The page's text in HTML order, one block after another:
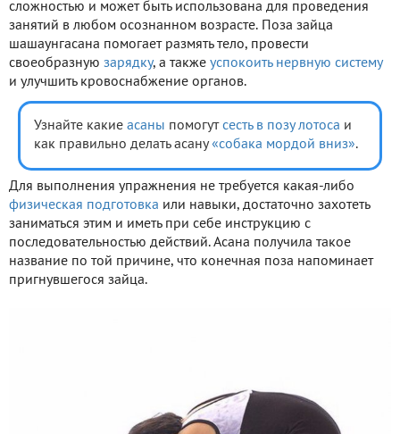
сложностью и может быть использована для проведения
занятий в любом осознанном возрасте. Поза зайца
шашаунгасана помогает размять тело, провести
своеобразную зарядку, а также успокоить нервную систему
и улучшить кровоснабжение органов.
Узнайте какие асаны помогут сесть в позу лотоса и
как правильно делать асану«собака мордой вниз».
Для выполнения упражнения не требуется какая-либо
физическая подготовка или навыки, достаточно захотеть
заниматься этим и иметь при себе инструкцию с
последовательностью действий. Асана получила такое
название по той причине, что конечная поза напоминает
пригнувшегося зайца.